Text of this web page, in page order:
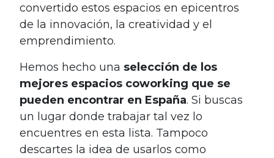
convertido estos espacios en epicentros
de la innovación, la creatividad y el
emprendimiento.
Hemos hecho una selección de los
mejores espacios coworking que se
pueden encontrar en España. Si buscas
un lugar donde trabajar tal vez lo
encuentres en esta lista. Tampoco
descartes la idea de usarlos como